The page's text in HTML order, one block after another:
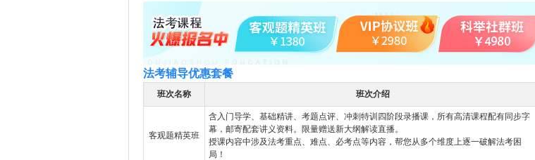
法考辅导优惠套餐
班次名称 班次介绍
客观题精英班
含入门导学、基础精讲、考题点评、冲刺特训四阶段录播课，所有高清课程配有同步字
幕，邮寄配套讲义资料。限量赠送新大纲解读直播。
授课内容中涉及法考重点、难点、必考点等内容，帮您从多个维度上逐一破解法考困
局！